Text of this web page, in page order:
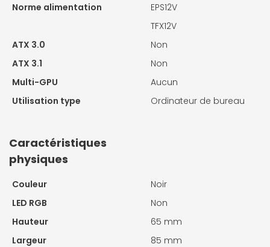
Norme alimentation
EPS12V
TFX12V
ATX 3.0
Non
ATX 3.1
Non
Multi-GPU
Aucun
Utilisation type
Ordinateur de bureau
Caractéristiques
physiques
Couleur
Noir
LED RGB
Non
Hauteur
65 mm
Largeur
85 mm